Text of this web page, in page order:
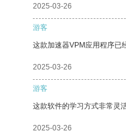
2025-03-26
游客
这款加速器VPM应用程序已
2025-03-26
游客
这款软件的学习方式非常灵
2025-03-26